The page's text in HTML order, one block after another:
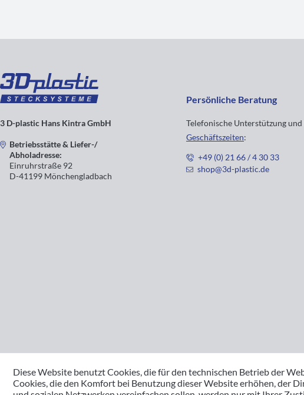
3 D-plastic Hans Kintra GmbH
Betriebsstätte & Liefer-/
Abholadresse:
Einruhrstraße 92
D-41199 Mönchengladbach
Persönliche Beratung
Telefonische Unterstützung
Geschäftszeiten:
+49 (0) 21 66 / 4 30 33
shop@3d-plastic.de
Diese Website benutzt Cookies, die für den technischen Betrieb der
Cookies, die den Komfort bei Benutzung dieser Website erhöhen, der